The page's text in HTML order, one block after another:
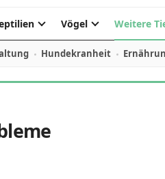
Vögel Weitere
Hundekranheit